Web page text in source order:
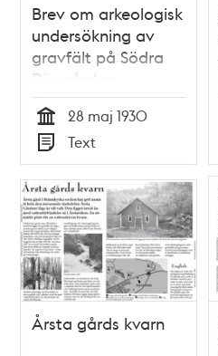
Brev om arkeologisk
undersökning av
gravfält på Södra
Djurgården.
Tid
28 maj 1930
Typ
Text
Årsta gårds kvarn